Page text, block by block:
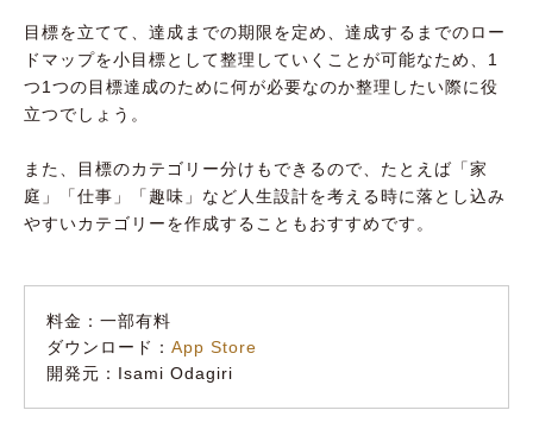
目標を立てて、達成までの期限を定め、達成するまでのロー
ドマップを小目標として整理していくことが可能なため、1
つ1つの目標達成のために何が必要なのか整理したい際に役
立つでしょう。
また、目標のカテゴリー分けもできるので、たとえば「家
庭」「仕事」「趣味」など人生設計を考える時に落とし込み
やすいカテゴリーを作成することもおすすめです。
料金：一部有料
ダウンロード：App Store
開発元：Isami Odagiri